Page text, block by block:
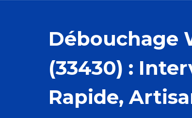
Débouchage
(33430) :
Rapide,